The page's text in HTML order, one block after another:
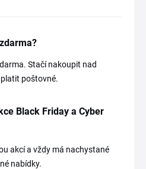
Stačí nakoupit nad
poštovné.
Black Friday a Cyber
akcí a vždy má nachystané
nabídky.